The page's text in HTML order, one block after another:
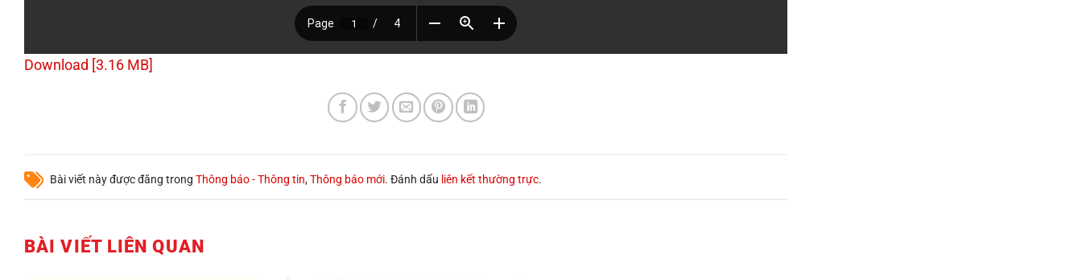
Download [3.16 MB]
Bài viết này được đăng trong Thông báo - Thông tin,Thông báo mới. Đánh dấu liên kết thường trực.
BÀI VIẾT LIÊN QUAN